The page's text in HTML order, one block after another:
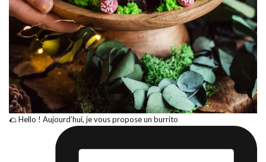
🌮 Hello ! Aujourd’hui, je vous propose un burrito